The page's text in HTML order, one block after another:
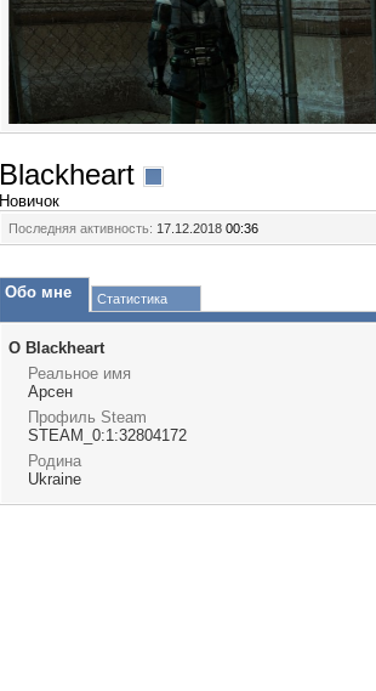
Blackheart
Новичок
Последняя активность: 17.12.2018 00:36
Обо мне Статистика
О Blackheart
Реальное имя
Арсен
Профиль Steam
STEAM_0:1:32804172
Родина
Ukraine